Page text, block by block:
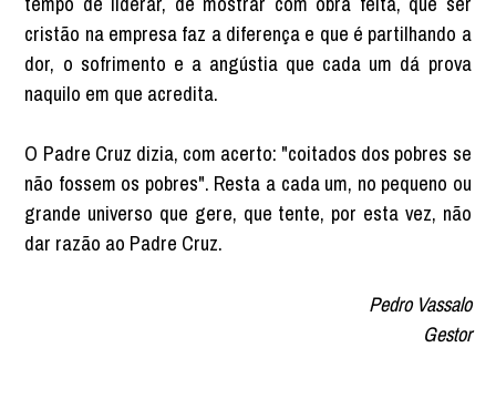
cristão na empresa faz a diferença e que é partilhando a
dor, o sofrimento e a angústia que cada um dá prova
naquilo em que acredita.
O Padre Cruz dizia, com acerto: "coitados dos pobres se
não fossem os pobres". Resta a cada um, no pequeno ou
grande universo que gere, que tente, por esta vez, não
dar razão ao Padre Cruz.
Pedro Vassalo
Gestor